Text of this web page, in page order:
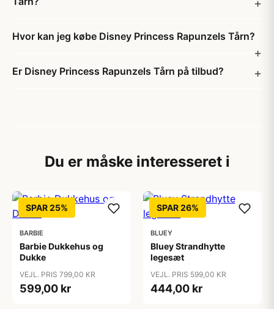
Hvor kan jeg købe Disney Princess Rapunzels Tårn?
Er Disney Princess Rapunzels Tårn på tilbud?
Du er måske interesseret i
SPAR 25%
BARBIE
Barbie Dukkehus og
Dukke
VEJL. PRIS 799,00 KR
599,00 kr
SPAR 26%
BLUEY
Bluey Strandhytte
legesæt
VEJL. PRIS 599,00 KR
444,00 kr